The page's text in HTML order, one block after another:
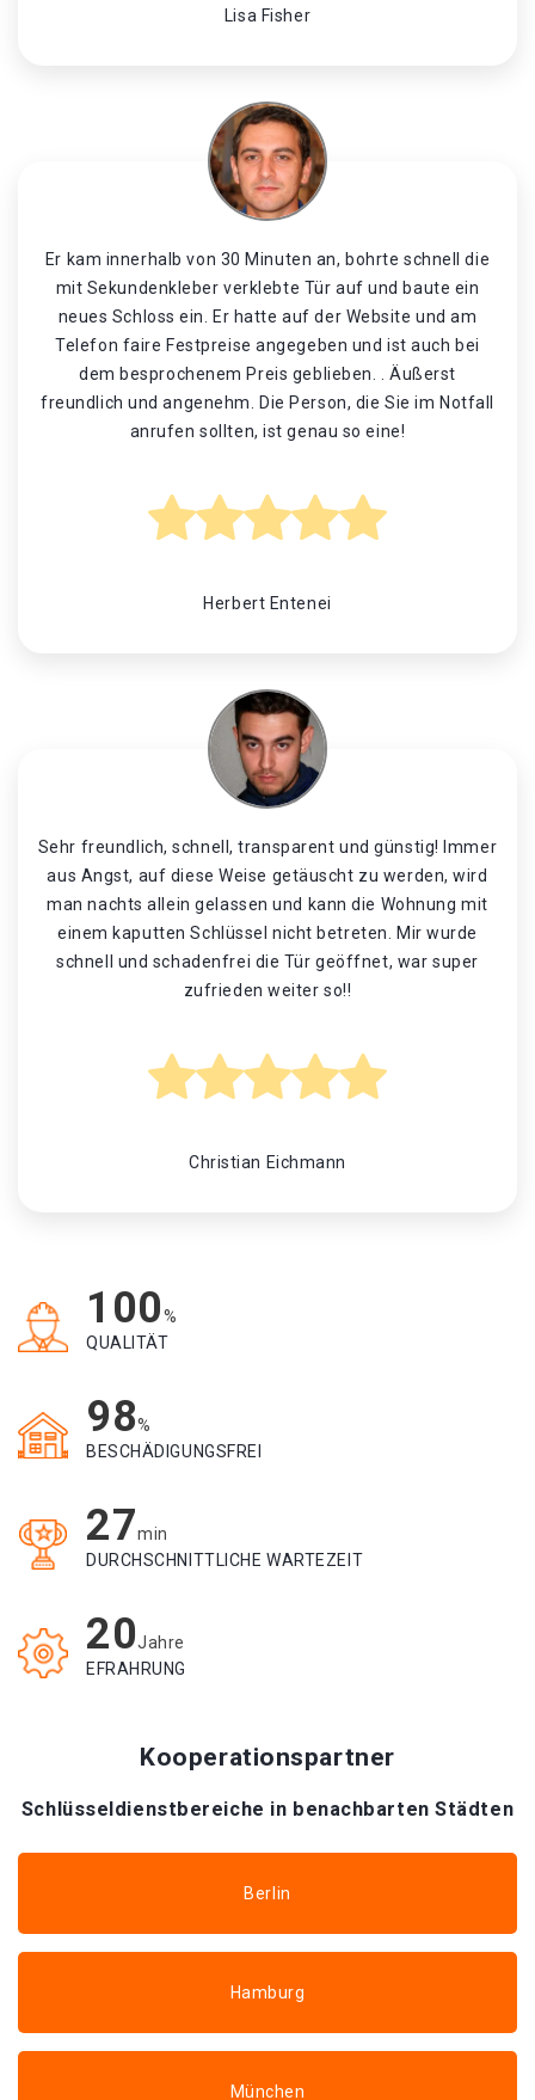
Lisa Fisher
Er kam innerhalb von 30 Minuten an, bohrte schnell die
mit Sekundenkleber verklebte Tür auf und baute ein
neues Schloss ein. Er hatte auf der Website und am
Telefon faire Festpreise angegeben und ist auch bei
dem besprochenem Preis geblieben. . Äußerst
freundlich und angenehm. Die Person, die Sie im Notfall
anrufen sollten, ist genau so eine!
Herbert Entenei
Sehr freundlich, schnell, transparent und günstig! Immer
aus Angst, auf diese Weise getäuscht zu werden, wird
man nachts allein gelassen und kann die Wohnung mit
einem kaputten Schlüssel nicht betreten. Mir wurde
schnell und schadenfrei die Tür geöffnet, war super
zufrieden weiter so!!
Christian Eichmann
100%
QUALITÄT
98%
BESCHÄDIGUNGSFREI
27min
DURCHSCHNITTLICHE WARTEZEIT
20Jahre
EFRAHRUNG
Kooperationspartner
Schlüsseldienstbereiche in benachbarten Städten
Berlin
Hamburg
München